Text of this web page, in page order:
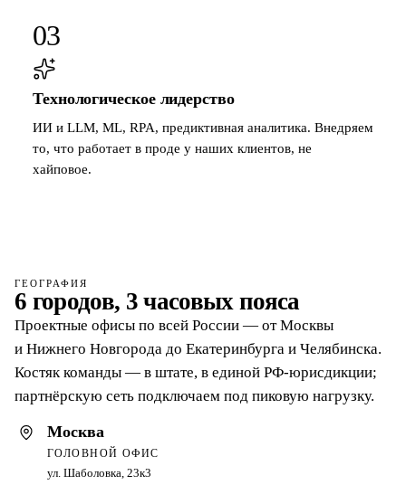
03
Технологическое лидерство
ИИ и LLM, ML, RPA, предиктивная аналитика. Внедряем
то, что работает в проде у наших клиентов, не
хайповое.
ГЕОГРАФИЯ
6 городов, 3 часовых пояса
Проектные офисы по всей России — от Москвы
и Нижнего Новгорода до Екатеринбурга и Челябинска.
Костяк команды — в штате, в единой РФ-юрисдикции;
партнёрскую сеть подключаем под пиковую нагрузку.
Москва
ГОЛОВНОЙ ОФИС
ул. Шаболовка, 23к3